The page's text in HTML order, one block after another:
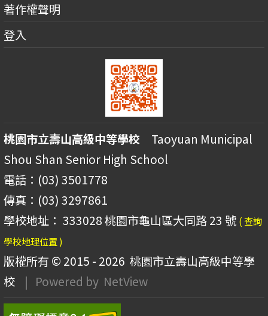
著作權聲明
登入
桃園市立壽山高級中等學校 Taoyuan Municipal
Shou Shan Senior High School
電話：(03) 3501778
傳真：(03) 3297861
學校地址： 333028 桃園市龜山區大同路 23 號 ( 查詢
學校地理位置 )
版權所有 © 2015 - 2026 桃園市立壽山高級中等學
校
| Powered by NetView